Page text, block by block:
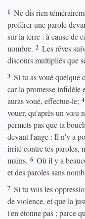
1 Ne dis rien
proférer une parole
sur la terre : à cause de
nombre. 2 Les rêves
discours multipliés que
3 Si tu as voué quelque
car la promesse infidèle
auras voué, effectue-le; 4
vouer, qu'après un vœu
permets pas que ta
devant l'ange : Il n'y a
irrité contre tes paroles,
mains. 6 Où il y a
et des paroles sans
7 Si tu vois les
de violence, et que la
t'en étonne pas ; parce